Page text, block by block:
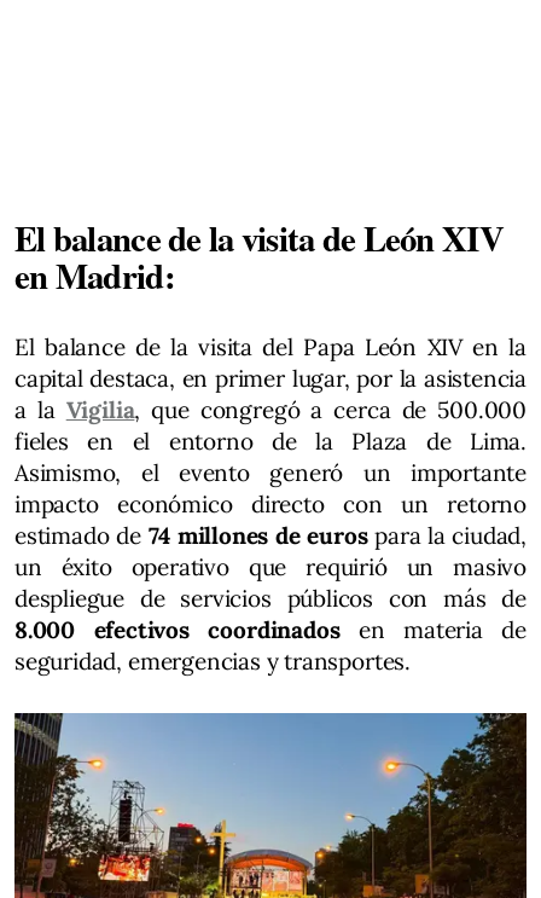
El balance de la visita de León XIV
en Madrid:
El balance de la visita del Papa León XIV en la
capital destaca, en primer lugar, por la asistencia
a la Vigilia, que congregó a cerca de 500.000
fieles en el entorno de la Plaza de Lima.
Asimismo, el evento generó un importante
impacto económico directo con un retorno
estimado de 74 millones de eurospara la ciudad,
un éxito operativo que requirió un masivo
despliegue de servicios públicos con más de
8.000 efectivos coordinadosen materia de
seguridad, emergencias y transportes.